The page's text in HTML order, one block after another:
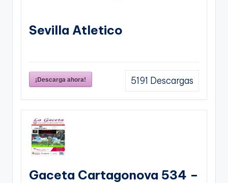
Sevilla Atletico
¡Descarga ahora! 5191 Descargas
Gaceta Cartagonova 534 –